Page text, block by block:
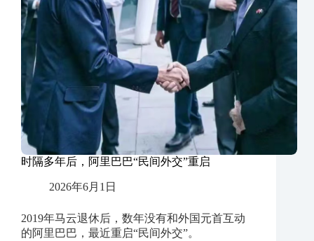
时隔多年后，阿里巴巴“民间外交”重启
2026年6月1日
2019年马云退休后，数年没有和外国元首互动
的阿里巴巴，最近重启“民间外交”。